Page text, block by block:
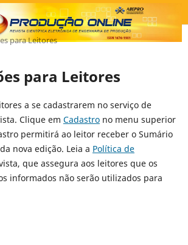
para Leitores
para Leitores
a se cadastrarem no serviço de
Clique em Cadastrono menu superior
permitirá ao leitor receber o Sumário
nova edição. Leia a Política de
que assegura aos leitores que os
informados não serão utilizados para